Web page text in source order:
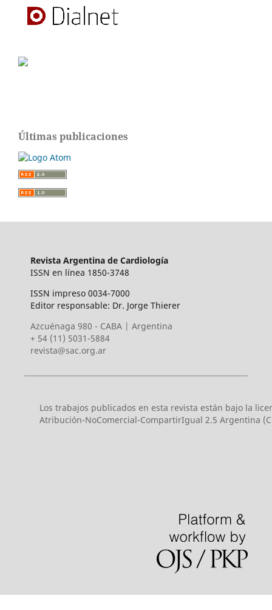
Últimas publicaciones
Revista Argentina de Cardiología
ISSN en línea 1850-3748
ISSN impreso 0034-7000
Editor responsable: Dr. Jorge Thierer
Azcuénaga 980 - CABA | Argentina
+ 54 (11) 5031-5884
revista@sac.org.ar
Los trabajos publicados en esta revista están bajo la
Atribución-NoComercial-CompartirIgual 2.5 Argentina